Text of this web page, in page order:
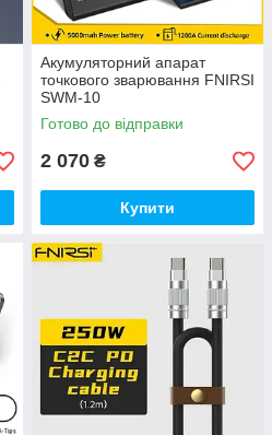
Акумуляторний апарат
точкового зварювання FNIRSI
SWM-10
Готово до відправки
2 070 ₴
Купити